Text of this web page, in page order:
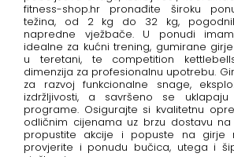
Podloge
za
vježbanje
Utezi
šipke
fitness-shop.hr pronađite široku
težina, od 2 kg do 32 kg,
napredne vježbače. U ponudi
idealne za kućni trening, gumirane
u teretani, te competition
dimenzija za profesionalnu upotrebu.
za razvoj funkcionalne snage,
izdržljivosti, a savršeno se
programe. Osigurajte si kvalitetnu
odličnim cijenama uz brzu dostavu na
propustite akcije i popuste na girje
provjerite i ponudu bučica, utega i